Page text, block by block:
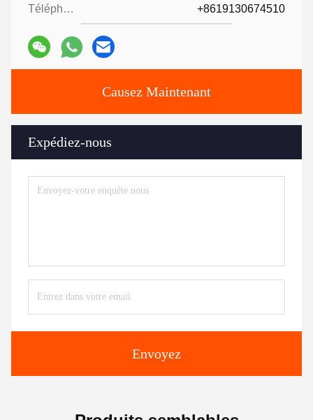
Téléphone: +8619130674510
Causez Maintenant
Expédiez-nous
Envoyez